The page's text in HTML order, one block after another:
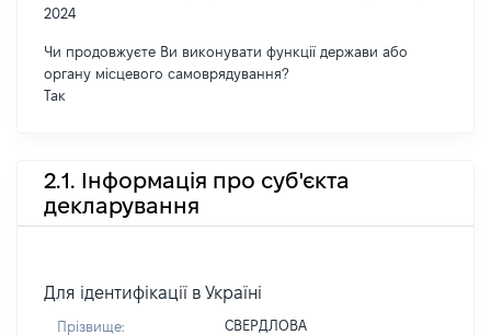
2024
Чи продовжуєте Ви виконувати функції держави або
органу місцевого самоврядування?
Так
2.1. Інформація про суб'єкта
декларування
Для ідентифікації в Україні
Прізвище: СВЕРДЛОВА